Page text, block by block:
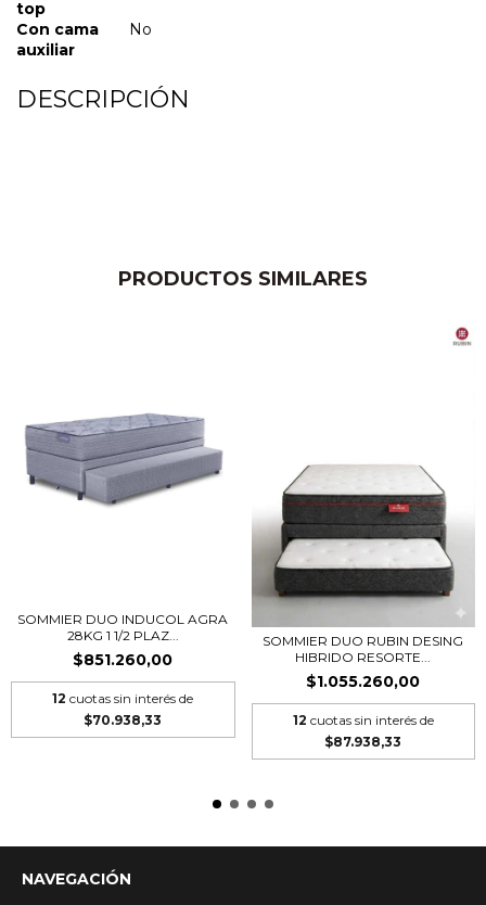
top
Con cama
auxiliar
No
DESCRIPCIÓN
PRODUCTOS SIMILARES
SOMMIER DUO INDUCOL AGRA
28KG 1 1/2 PLAZ...
$851.260,00
12 cuotas sin interés de
$70.938,33
SOMMIER DUO RUBIN DESING
HIBRIDO RESORTE...
$1.055.260,00
12 cuotas sin interés de
$87.938,33
NAVEGACIÓN